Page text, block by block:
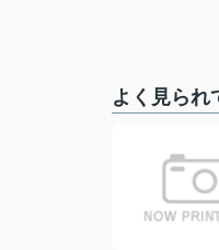
よく見られ